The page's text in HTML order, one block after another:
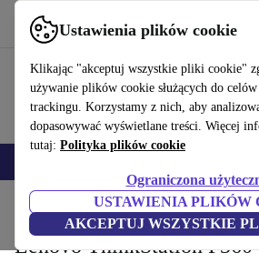
Ustawienia plików cookie
Klikając "akceptuj wszystkie pliki cookie"
używanie plików cookie służących do
trackingu. Korzystamy z nich, aby
dopasowywać wyświetlane treści. Więcej
tutaj: Polityka plików cookie
Ograniczona
USTAWIENIA PLIKÓW
AKCEPTUJ WSZYSTKIE
Korzystaj z refurbed szybko i łatwo
Produkty Komputery stacjonarne
Lenovo ThinkStation